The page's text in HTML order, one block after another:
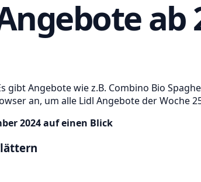
ab
gibt Angebote wie z.B. Combino Bio
an, um alle Lidl Angebote der Woche
2024 auf einen Blick